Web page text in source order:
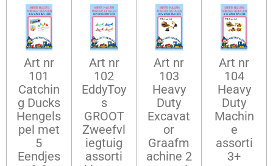
Art nr
101
Catchin
g Ducks
Hengels
pel met
5
Eendjes
Art nr
102
EddyToy
s
GROOT
Zweefvl
iegtuig
assorti
Art nr
103
Heavy
Duty
Excavat
or
Graafm
achine 2
Art nr
104
Heavy
Duty
Machin
e
assorti
3+